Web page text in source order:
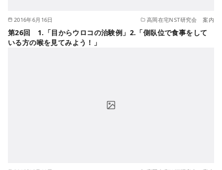
2016年6月16日 高岡在宅NST研究会 案内
第26回 1.「目からウロコの治験例」2.「側臥位で食事をして
いる方の喉を見てみよう！」